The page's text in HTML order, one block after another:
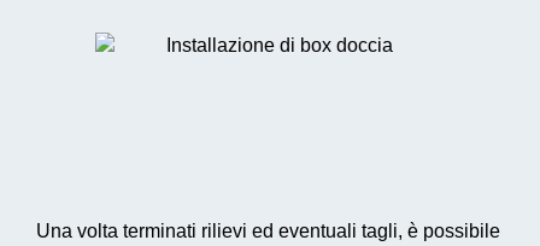
Una volta terminati rilievi ed eventuali tagli, è possibile